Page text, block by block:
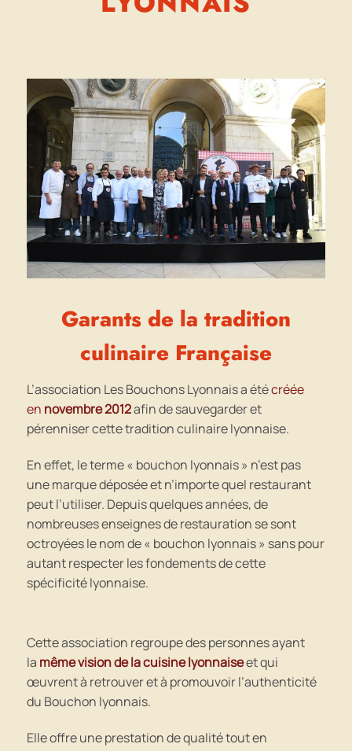
Garants de la tradition
culinaire Française
L’association Les Bouchons Lyonnais a étécréée
en novembre 2012afin de sauvegarder et
pérenniser cette tradition culinaire lyonnaise.
En effet, le terme « bouchon lyonnais » n’est pas
une marque déposée et n’importe quel restaurant
peut l’utiliser. Depuis quelques années, de
nombreuses enseignes de restauration se sont
octroyées le nom de « bouchon lyonnais » sans pour
autant respecter les fondements de cette
spécificité lyonnaise.
Cette association regroupe des personnes ayant
la même vision de la cuisine lyonnaiseet qui
œuvrent à retrouver et à promouvoir l’authenticité
du Bouchon lyonnais.
Elle offre une prestation de qualité tout en